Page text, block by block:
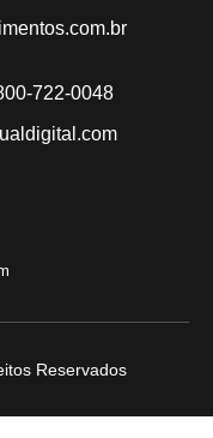
722-0048
Reservados